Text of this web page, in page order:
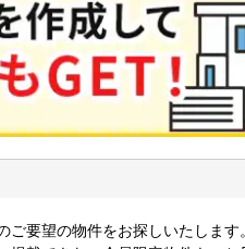
要望の物件をお探しいたします。